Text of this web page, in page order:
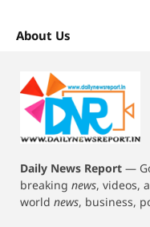
About Us
Daily News Report —
breaking news, videos,
world news, business,